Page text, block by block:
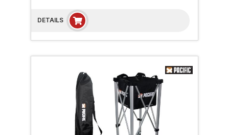
DETAILS